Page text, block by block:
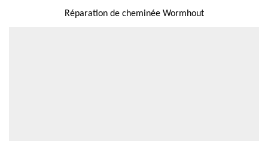
Réparation de cheminée Wormhout